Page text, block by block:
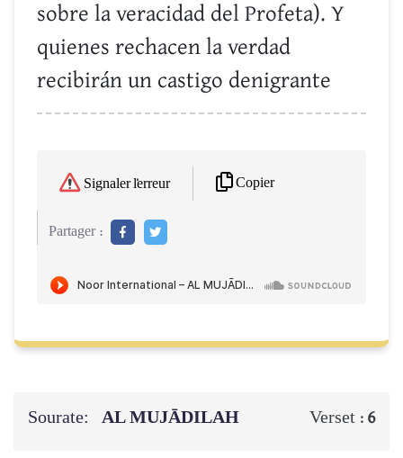
sobre la veracidad del Profeta). Y
quienes rechacen la verdad
recibirán un castigo denigrante
Signaler l'erreur Copier
Partager :
Sourate: AL MUJĀDILAH Verset : 6